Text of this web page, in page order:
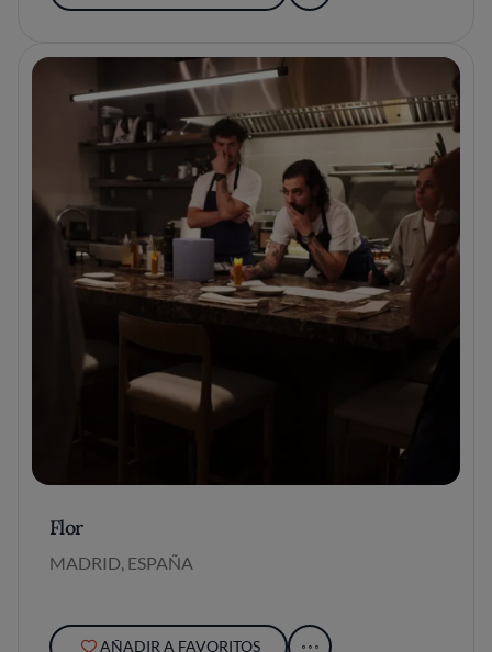
Flor
MADRID, ESPAÑA
AÑADIR A FAVORITOS